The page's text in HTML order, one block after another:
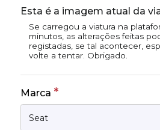
Esta é a imagem atual da
Se carregou a viatura na
minutos, as alterações feitas
registadas, se tal acontecer,
volte a tentar. Obrigado.
Marca *